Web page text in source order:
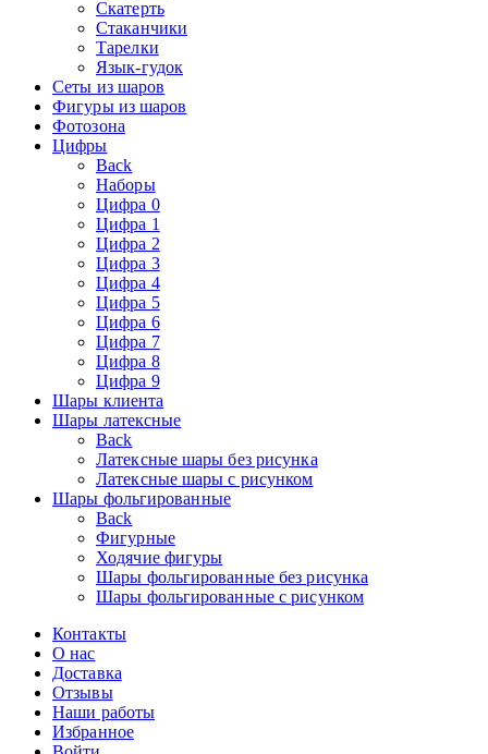
Скатерть
Стаканчики
Тарелки
Язык-гудок
Сеты из шаров
Фигуры из шаров
Фотозона
Цифры
Back
Наборы
Цифра 0
Цифра 1
Цифра 2
Цифра 3
Цифра 4
Цифра 5
Цифра 6
Цифра 7
Цифра 8
Цифра 9
Шары клиента
Шары латексные
Back
Латексные шары без рисунка
Латексные шары с рисунком
Шары фольгированные
Back
Фигурные
Ходячие фигуры
Шары фольгированные без рисунка
Шары фольгированные с рисунком
Контакты
О нас
Доставка
Отзывы
Наши работы
Избранное